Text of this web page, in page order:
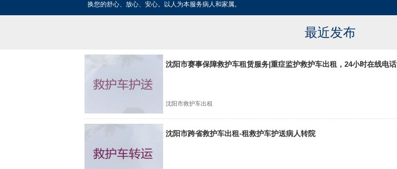
换您的舒心、放心、安心。以人为本服务病人和家属。
最近发布
沈阳市赛事保障救护车租赁服务|重症监护救护车出租，24小时在线电话
沈阳市救护车出租
沈阳市跨省救护车出租-租救护车护送病人转院